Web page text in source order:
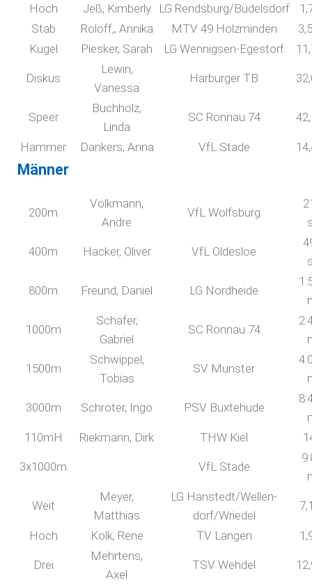
Hoch Jeß, Kimberly LG Rendsburg/Büdelsdorf
Stab
Roloff,, Annika MTV 49 Holzminden
Kugel
Piesker, Sarah LG Wennigsen-Egestorf
Diskus
Lewin,
Vanessa
Harburger TB
Speer
Buchholz,
Linda
SC Rönnau 74
Hammer Dankers, Anna VfL Stade
Männer
200m
Volkmann,
Andre
VfL Wolfsburg
400m Hacker, Oliver VfL Oldesloe
800m Freund, Daniel LG Nordheide
1000m
Schäfer,
Gabriel
SC Rönnau 74
1500m
Schwippel,
Tobias
SV Munster
3000m Schröter, Ingo PSV Buxtehude
110mH
Riekmann, Dirk THW Kiel
3x1000m VfL Stade
Weit
Meyer,
Matthias
LG Hanstedt/Wellen-
dorf/Wriedel
Hoch Kolk, Rene TV Langen
Drei
Mehrtens,
Axel
TSV Wehdel